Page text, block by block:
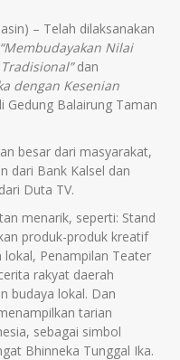
– Telah dilaksanakan
“Membudayakan Nilai
dan
dengan Kesenian
Gedung Balairung Taman
besar dari masyarakat,
dari Bank Kalsel dan
Duta TV.
menarik, seperti: Stand
produk-produk kreatif
Penampilan Teater
rakyat daerah
budaya lokal. Dan
tarian
sebagai simbol
Bhinneka Tunggal Ika.